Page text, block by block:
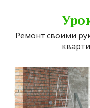
Ремонт своими